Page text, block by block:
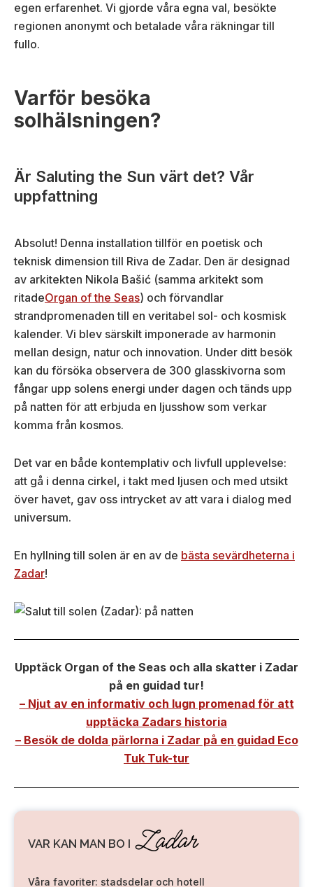
egen erfarenhet. Vi gjorde våra egna val, besökte
regionen anonymt och betalade våra räkningar till
fullo.
Varför besöka
solhälsningen?
Är Saluting the Sun värt det? Vår
uppfattning
Absolut! Denna installation tillför en poetisk och
teknisk dimension till Riva de Zadar. Den är designad
av arkitekten Nikola Bašić (samma arkitekt som
ritadeOrgan of the Seas) och förvandlar
strandpromenaden till en veritabel sol- och kosmisk
kalender. Vi blev särskilt imponerade av harmonin
mellan design, natur och innovation. Under ditt besök
kan du försöka observera de 300 glasskivorna som
fångar upp solens energi under dagen och tänds upp
på natten för att erbjuda en ljusshow som verkar
komma från kosmos.
Det var en både kontemplativ och livfull upplevelse:
att gå i denna cirkel, i takt med ljusen och med utsikt
över havet, gav oss intrycket av att vara i dialog med
universum.
En hyllning till solen är en av de bästa sevärdheterna i
Zadar!
Upptäck Organ of the Seas och alla skatter i Zadar
på en guidad tur!
– Njut av en informativ och lugn promenad för att
upptäcka Zadars historia
– Besök de dolda pärlorna i Zadar på en guidad Eco
Tuk Tuk-tur
VAR KAN MAN BO I Zadar
Våra favoriter: stadsdelar och hotell